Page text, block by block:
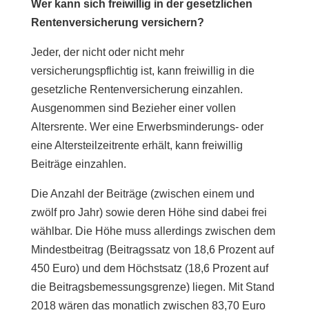
Wer kann sich freiwillig in der gesetzlichen
Rentenversicherung versichern?
Jeder, der nicht oder nicht mehr
versicherungspflichtig ist, kann freiwillig in die
gesetzliche Rentenversicherung einzahlen.
Ausgenommen sind Bezieher einer vollen
Altersrente. Wer eine Erwerbsminderungs- oder
eine Altersteilzeitrente erhält, kann freiwillig
Beiträge einzahlen.
Die Anzahl der Beiträge (zwischen einem und
zwölf pro Jahr) sowie deren Höhe sind dabei frei
wählbar. Die Höhe muss allerdings zwischen dem
Mindestbeitrag (Beitragssatz von 18,6 Prozent auf
450 Euro) und dem Höchstsatz (18,6 Prozent auf
die Beitragsbemessungsgrenze) liegen. Mit Stand
2018 wären das monatlich zwischen 83,70 Euro